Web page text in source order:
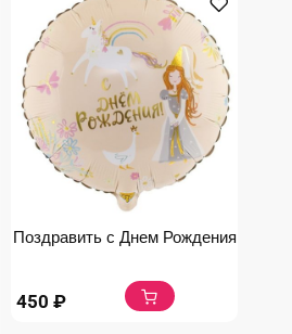
Поздравить с Днем Рождения
450 ₽